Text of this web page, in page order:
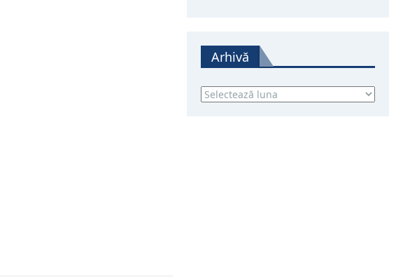
Arhivă
Arhivă